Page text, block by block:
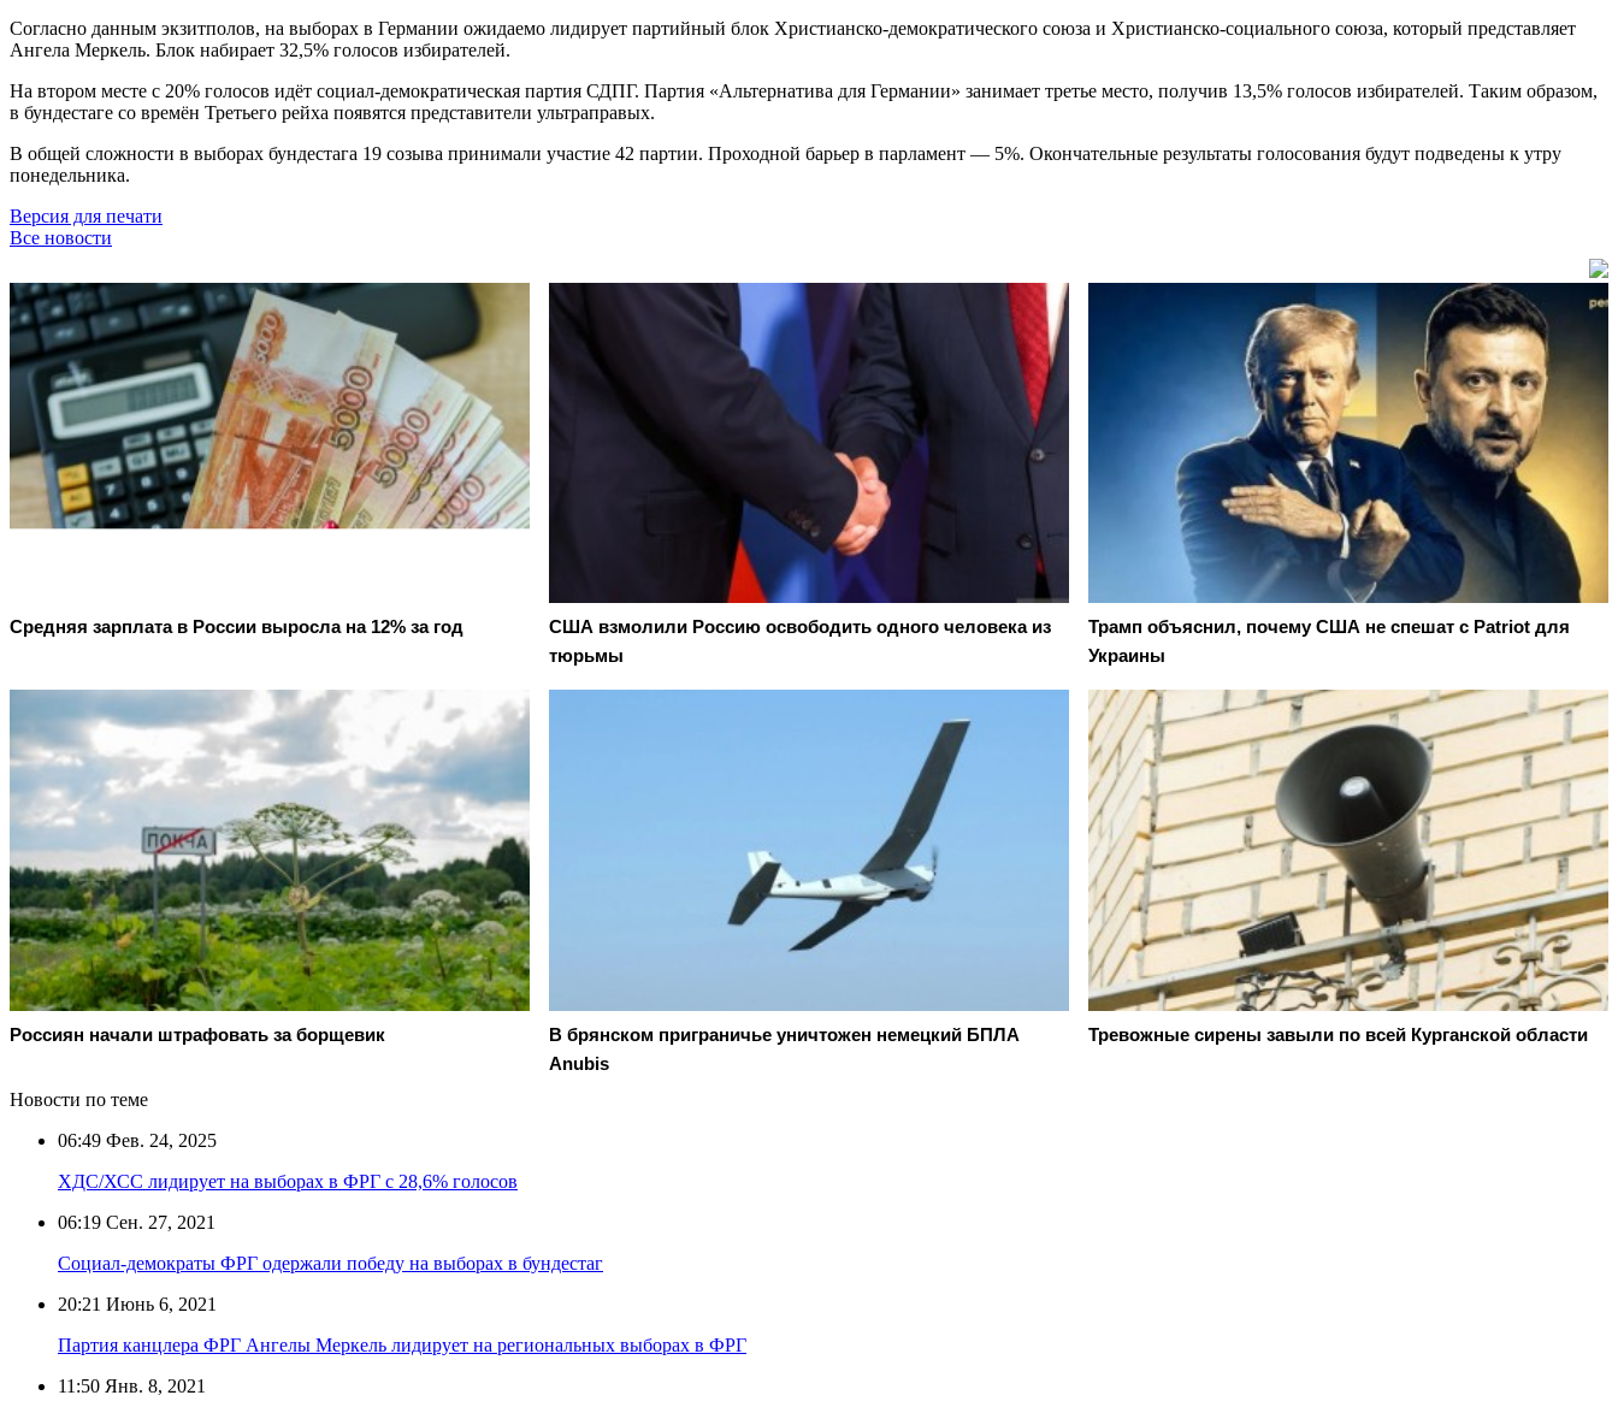
Согласно данным экзитполов, на выборах в Германии ожидаемо лидирует партийный блок Христианско-демократического союза и Христианско-социального союза, который представляет
Ангела Меркель. Блок набирает 32,5% голосов избирателей.
На втором месте с 20% голосов идёт социал-демократическая партия СДПГ. Партия «Альтернатива для Германии» занимает третье место, получив 13,5% голосов избирателей. Таким образом,
в бундестаге со времён Третьего рейха появятся представители ультраправых.
В общей сложности в выборах бундестага 19 созыва принимали участие 42 партии. Проходной барьер в парламент — 5%. Окончательные результаты голосования будут подведены к утру
понедельника.
Версия для печати
Все новости
Средняя зарплата в России выросла на 12% за год
США взмолили Россию освободить одного человека из
тюрьмы
Трамп объяснил, почему США не спешат с Patriot для
Украины
Россиян начали штрафовать за борщевик
В брянском приграничье уничтожен немецкий БПЛА
Anubis
Тревожные сирены завыли по всей Курганской области
Новости по теме
06:49 Фев. 24, 2025
ХДС/ХСС лидирует на выборах в ФРГ с 28,6% голосов
06:19 Сен. 27, 2021
Социал-демократы ФРГ одержали победу на выборах в бундестаг
20:21 Июнь 6, 2021
Партия канцлера ФРГ Ангелы Меркель лидирует на региональных выборах в ФРГ
11:50 Янв. 8, 2021